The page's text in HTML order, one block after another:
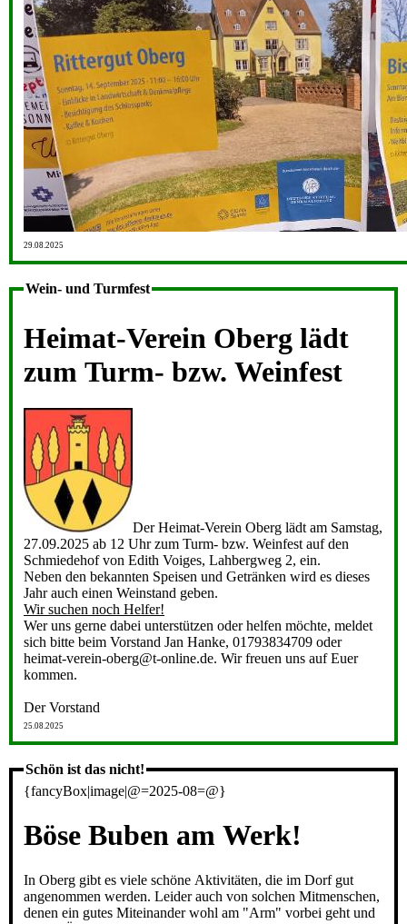
29.08.2025
Wein- und Turmfest
Heimat-Verein Oberg lädt
zum Turm- bzw. Weinfest
Der Heimat-Verein Oberg lädt am Samstag,
27.09.2025 ab 12 Uhr zum Turm- bzw. Weinfest auf den
Schmiedehof von Edith Voiges, Lahbergweg 2, ein.
Neben den bekannten Speisen und Getränken wird es dieses
Jahr auch einen Weinstand geben.
Wir suchen noch Helfer!
Wer uns gerne dabei unterstützen oder helfen möchte, meldet
sich bitte beim Vorstand Jan Hanke, 01793834709 oder
heimat-verein-oberg@t-online.de. Wir freuen uns auf Euer
kommen.
Der Vorstand
25.08.2025
Schön ist das nicht!
{fancyBox|image|@=2025-08=@}
Böse Buben am Werk!
In Oberg gibt es viele schöne Aktivitäten, die im Dorf gut
angenommen werden. Leider auch von solchen Mitmenschen,
denen ein gutes Miteinander wohl am "Arm" vorbei geht und